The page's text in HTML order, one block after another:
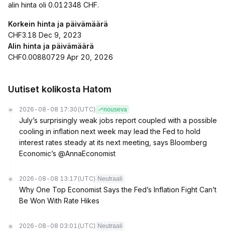
alin hinta oli 0.012348 CHF.
Korkein hinta ja päivämäärä
CHF3.18 Dec 9, 2023
Alin hinta ja päivämäärä
CHF0.00880729 Apr 20, 2026
Uutiset kolikosta Hatom
2026-08-08 17:30 (UTC) nouseva
July’s surprisingly weak jobs report coupled with a possible
cooling in inflation next week may lead the Fed to hold
interest rates steady at its next meeting, says Bloomberg
Economic’s @AnnaEconomist
2026-08-08 13:17 (UTC) Neutraali
Why One Top Economist Says the Fed’s Inflation Fight Can’t
Be Won With Rate Hikes
2026-08-08 03:01 (UTC) Neutraali